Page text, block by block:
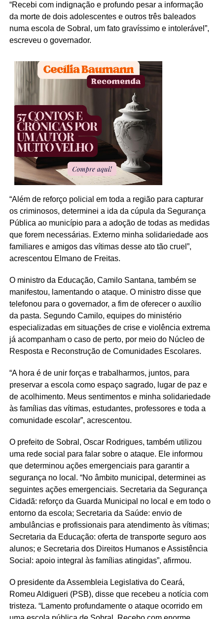
“Recebi com indignação e profundo pesar a informação
da morte de dois adolescentes e outros três baleados
numa escola de Sobral, um fato gravíssimo e intolerável”,
escreveu o governador.
“Além de reforço policial em toda a região para capturar
os criminosos, determinei a ida da cúpula da Segurança
Pública ao município para a adoção de todas as medidas
que forem necessárias. Externo minha solidariedade aos
familiares e amigos das vítimas desse ato tão cruel”,
acrescentou Elmano de Freitas.
O ministro da Educação, Camilo Santana, também se
manifestou, lamentando o ataque. O ministro disse que
telefonou para o governador, a fim de oferecer o auxílio
da pasta. Segundo Camilo, equipes do ministério
especializadas em situações de crise e violência extrema
já acompanham o caso de perto, por meio do Núcleo de
Resposta e Reconstrução de Comunidades Escolares.
“A hora é de unir forças e trabalharmos, juntos, para
preservar a escola como espaço sagrado, lugar de paz e
de acolhimento. Meus sentimentos e minha solidariedade
às famílias das vítimas, estudantes, professores e toda a
comunidade escolar”, acrescentou.
O prefeito de Sobral, Oscar Rodrigues, também utilizou
uma rede social para falar sobre o ataque. Ele informou
que determinou ações emergenciais para garantir a
segurança no local. “No âmbito municipal, determinei as
seguintes ações emergenciais. Secretaria da Segurança
Cidadã: reforço da Guarda Municipal no local e em todo o
entorno da escola; Secretaria da Saúde: envio de
ambulâncias e profissionais para atendimento às vítimas;
Secretaria da Educação: oferta de transporte seguro aos
alunos; e Secretaria dos Direitos Humanos e Assistência
Social: apoio integral às famílias atingidas”, afirmou.
O presidente da Assembleia Legislativa do Ceará,
Romeu Aldigueri (PSB), disse que recebeu a notícia com
tristeza. “Lamento profundamente o ataque ocorrido em